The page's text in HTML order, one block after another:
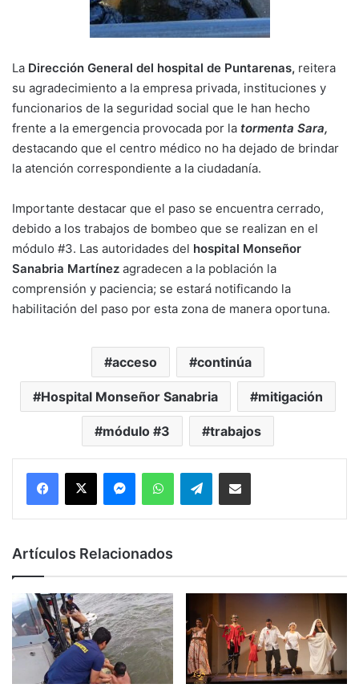
La Dirección General del hospital de Puntarenas, reitera
su agradecimiento a la empresa privada, instituciones y
funcionarios de la seguridad social que le han hecho
frente a la emergencia provocada por la tormenta Sara,
destacando que el centro médico no ha dejado de brindar
la atención correspondiente a la ciudadanía.
Importante destacar que el paso se encuentra cerrado,
debido a los trabajos de bombeo que se realizan en el
módulo #3. Las autoridades del hospital Monseñor
Sanabria Martínez agradecen a la población la
comprensión y paciencia; se estará notificando la
habilitación del paso por esta zona de manera oportuna.
acceso continúa
Hospital Monseñor Sanabria mitigación
módulo #3 trabajos
MessengerWhatsAppTelegramCompartir por correo electrónico
Artículos Relacionados